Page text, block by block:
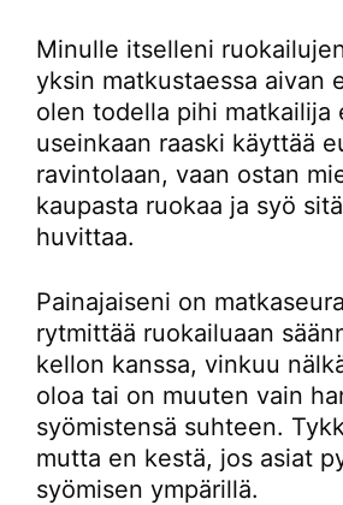
Minulle itselleni
yksin matkustaessa aivan
olen todella pihi matkailija
useinkaan raaski käyttää
ravintolaan, vaan ostan
kaupasta ruokaa ja syö
huvittaa.
Painajaiseni on
rytmittää ruokailuaan
kellon kanssa, vinkuu
oloa tai on muuten vain
syömistensä suhteen.
mutta en kestä, jos asiat
syömisen ympärillä.